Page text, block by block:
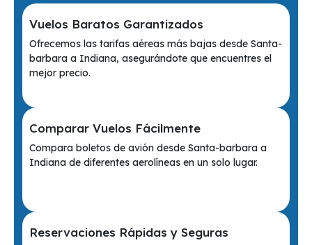
Vuelos Baratos Garantizados
Ofrecemos las tarifas aéreas más bajas desde Santa-
barbara a Indiana, asegurándote que encuentres el
mejor precio.
Comparar Vuelos Fácilmente
Compara boletos de avión desde Santa-barbara a
Indiana de diferentes aerolíneas en un solo lugar.
Reservaciones Rápidas y Seguras